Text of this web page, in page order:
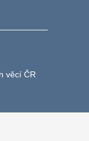
věcí ČR